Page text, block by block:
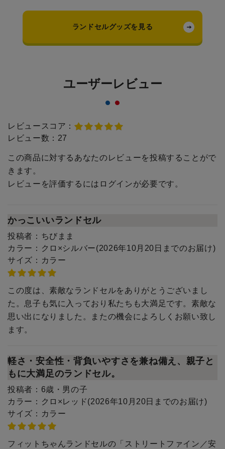
ランドセルグッズを見る
ユーザーレビュー
レビュースコア：
レビュー数： 27
この商品に対するあなたのレビューを投稿することがで
きます。
レビューを評価するには ログインが必要です。
かっこいいランドセル
投稿者： ちびまま
カラー： クロ×シルバー(2026年10月20日までのお届け)
サイズ： カラー
この度は、素敵なランドセルをありがとうございまし
た。息子も気に入っており私たちも大満足です。素敵な
思い出になりました。またの機会によろしくお願い致し
ます。
軽さ・安全性・背負いやすさを兼ね備え、親子と
もに大満足のランドセル。
投稿者： 6歳・男の子
カラー： クロ×レッド(2026年10月20日までのお届け)
サイズ： カラー
フィットちゃんランドセルの「ストリートファイン／安